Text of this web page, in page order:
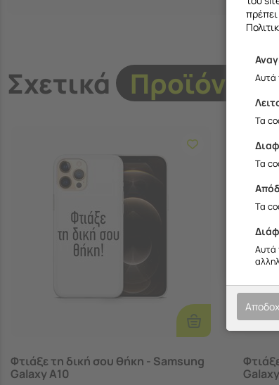
Σχετικά Προϊόντα
Επιλογές
Φτιάξε τη δική σου θήκη - Samsung
Galaxy A10
Αυτά
Τα
Τα
Τα
Αυτά